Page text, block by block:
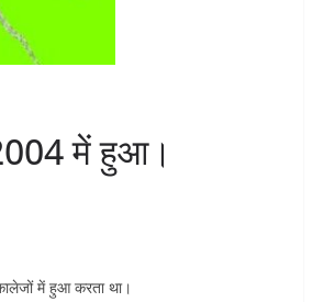
में हुआ।
में हुआ करता था।